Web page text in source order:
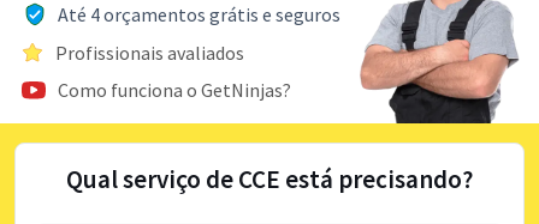
Até 4 orçamentos grátis e seguros
Profissionais avaliados
Como funciona o GetNinjas?
Qual serviço de CCE está precisando?